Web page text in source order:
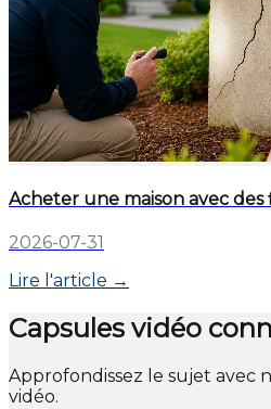
Acheter une maison avec des
2026-07-31
Lire l'article →
Capsules vidéo
Approfondissez le sujet avec
vidéo.